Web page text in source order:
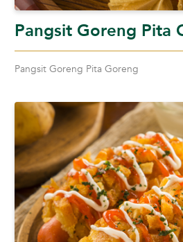
Pangsit Goreng Pita
Pangsit Goreng Pita Goreng